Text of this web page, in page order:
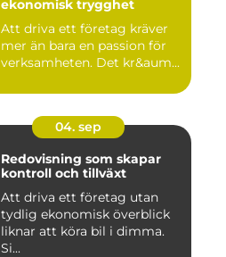
ekonomisk trygghet
Att driva ett företag kräver
mer än bara en passion för
verksamheten. Det kr&aum...
04. sep
Redovisning som skapar
kontroll och tillväxt
Att driva ett företag utan
tydlig ekonomisk överblick
liknar att köra bil i dimma.
Si...